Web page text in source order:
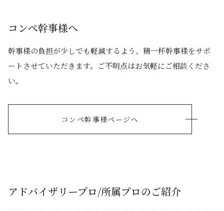
コンペ幹事様へ
幹事様の負担が少しでも軽減するよう、精⼀杯幹事様をサポ
ートさせていただきます。ご不明点はお気軽にご相談くださ
い。
コンペ幹事様ページへ
アドバイザリープロ/所属プロのご紹介